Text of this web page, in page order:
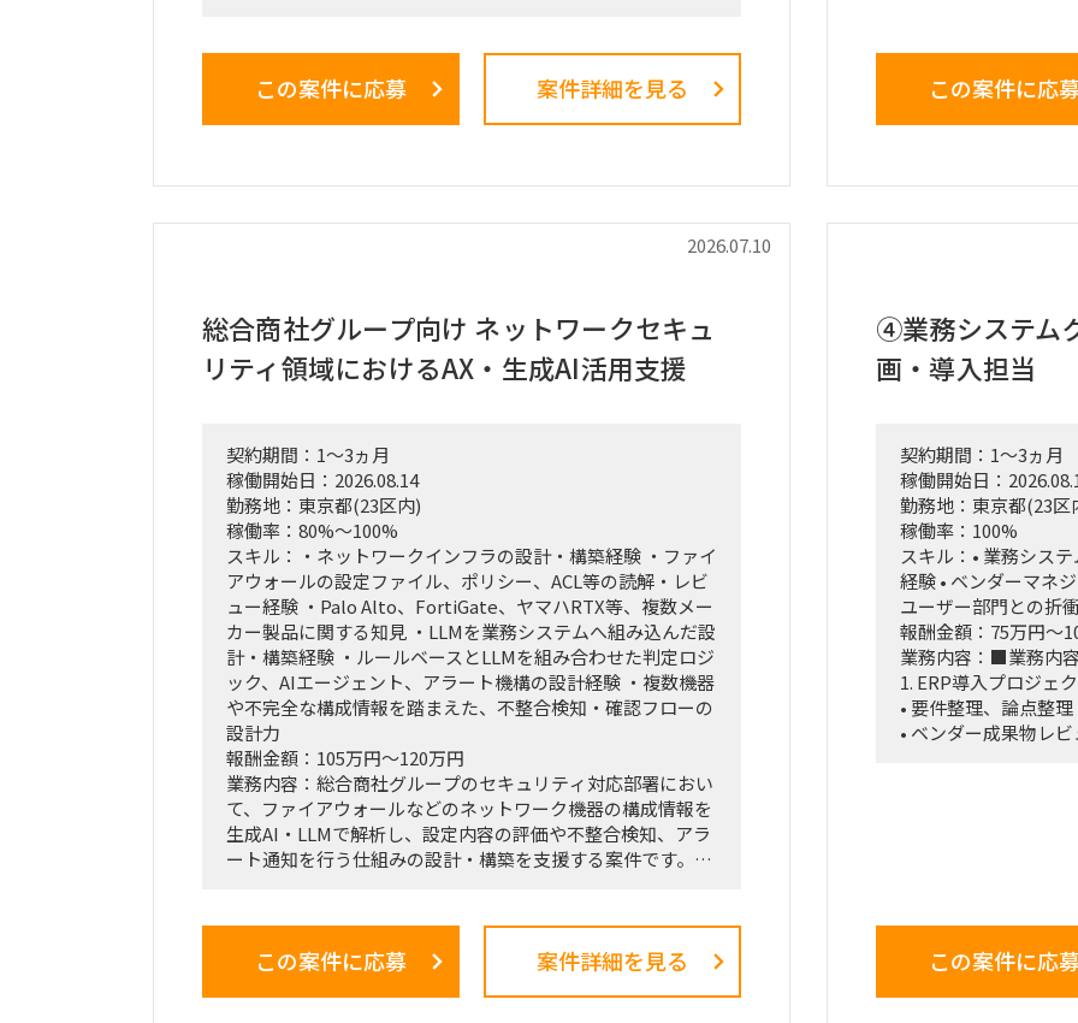
る最重要エンゲージメントとなっています。
戦略ファームが描いた絵に留まらず、組織再編、営業プロセ
「横断タスクフォース（TF）の実質的な推進リードおよび
IT（AI）の両面から中身の議論に入り込み、プロジェクトを
実質的にドライブさせるプレイングマネージャーとしての役
割を期待しています。
富裕層向けセグメント戦略、KPI設計、新営業モデル設計な
どの「上流企画」と、現場への落とし込み・タスクフォース
の推進を同時進行（アジャイル的）で回していただきます。
経営・役員クラスに対する定期的なレポーティングおよび直
接のディスカッション（壁打ち）への参画。
「バディAI」「AIロープレ」「ダッシュボード」等の最先端
ツールの要件定義から、それを現場の営業員にどう使わせる
か（行動変容設計）までの定着化支援。
支店長やトップ営業経験を持つクライアント（証券会社側）
のコアメンバーとタッグを組み、現場のリアルな知見を取り
込みながら実効性の高い設計を行います。
この案件に応募 案件詳細を見る
ダクト＝ヘッドホン
スのPOCを直営店
ーが兼務で対応。
踏まえて事業計画・
合と可視化で回る状
・様々な種類・量の
・この領域は依頼元
されればよい・AI化
と相性が良い。1〜2
けても成立する状態
この案件に応
2026.07.10
総合商社グループ向け ネットワークセキュ
リティ領域におけるAX・生成AI活用支援
契約期間：1～3ヵ月
稼働開始日：2026.08.14
勤務地：東京都(23区内)
稼働率：80%～100%
スキル：・ネットワークインフラの設計・構築経験 ・ファイ
アウォールの設定ファイル、ポリシー、ACL等の読解・レビ
ュー経験 ・Palo Alto、FortiGate、ヤマハRTX等、複数メー
カー製品に関する知見 ・LLMを業務システムへ組み込んだ設
計・構築経験 ・ルールベースとLLMを組み合わせた判定ロジ
ック、AIエージェント、アラート機構の設計経験 ・複数機器
や不完全な構成情報を踏まえた、不整合検知・確認フローの
設計力
報酬金額：105万円～120万円
業務内容：総合商社グループのセキュリティ対応部署におい
て、ファイアウォールなどのネットワーク機器の構成情報を
生成AI・LLMで解析し、設定内容の評価や不整合検知、アラ
ート通知を行う仕組みの設計・構築を支援する案件です。
セグメンテーション情報を統一的に取り扱い、ネットワーク
セキュリティ上の問題や設定不備を検出できるAIエージェン
この案件に応募 案件詳細を見る
④業務システム
画・導入担当
契約期間：1～3ヵ月
稼働開始日：
勤務地：東京都(23区
稼働率：100%
スキル：• 業務シス
経験 • ベンダーマネ
ユーザー部門との折
報酬金額：75万円～
業務内容：■業務内
1. ERP導入プロジェ
• 要件整理、論点整理
• ベンダー成果物レ
• 人事システム
• Salesforce/Kintone
この案件に応